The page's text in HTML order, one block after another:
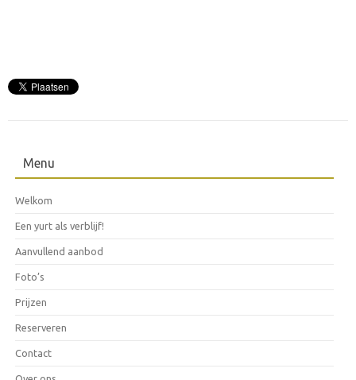
Menu
Welkom
Een yurt als verblijf!
Aanvullend aanbod
Foto’s
Prijzen
Reserveren
Contact